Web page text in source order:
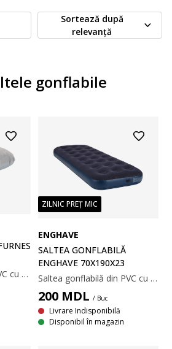
Sortează după
relevanță
gonflabile
Pernă gonflabilă din PVC cu o suprafață moale din velur. 42x26x10 cm
ZILNIC PREȚ MIC
ENGHAVE
SALTEA GONFLABILĂ
ENGHAVE 70X190X23
Saltea gonflabilă din PVC cu o suprafață moale din velur. 70x190x23 cm
200 MDL / Buc
Livrare Indisponibilă
Disponibil în magazin